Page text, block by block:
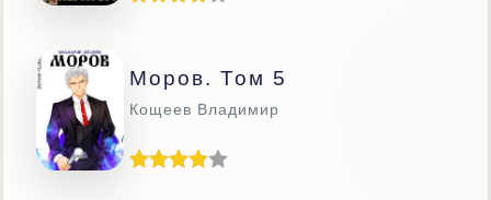
Моров. Том 5
Кощеев Владимир